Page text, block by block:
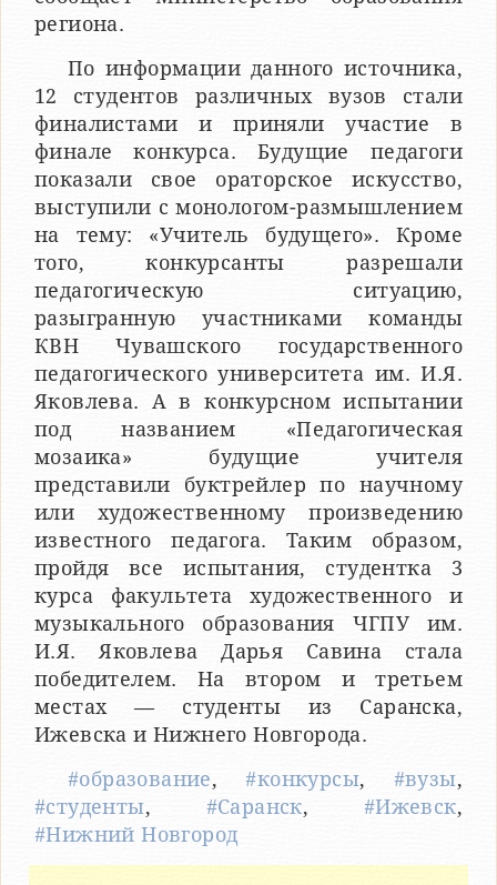
региона.
По информации данного источника,
12 студентов различных вузов стали
финалистами и приняли участие в
финале конкурса. Будущие педагоги
показали свое ораторское искусство,
выступили с монологом-размышлением
на тему: «Учитель будущего». Кроме
того, конкурсанты разрешали
педагогическую ситуацию,
разыгранную участниками команды
КВН Чувашского государственного
педагогического университета им. И.Я.
Яковлева. А в конкурсном испытании
под названием «Педагогическая
мозаика» будущие учителя
представили буктрейлер по научному
или художественному произведению
известного педагога. Таким образом,
пройдя все испытания, студентка 3
курса факультета художественного и
музыкального образования ЧГПУ им.
И.Я. Яковлева Дарья Савина стала
победителем. На втором и третьем
местах — студенты из Саранска,
Ижевска и Нижнего Новгорода.
#образование,#конкурсы, #вузы,
#студенты, #Саранск, #Ижевск,
#Нижний Новгород